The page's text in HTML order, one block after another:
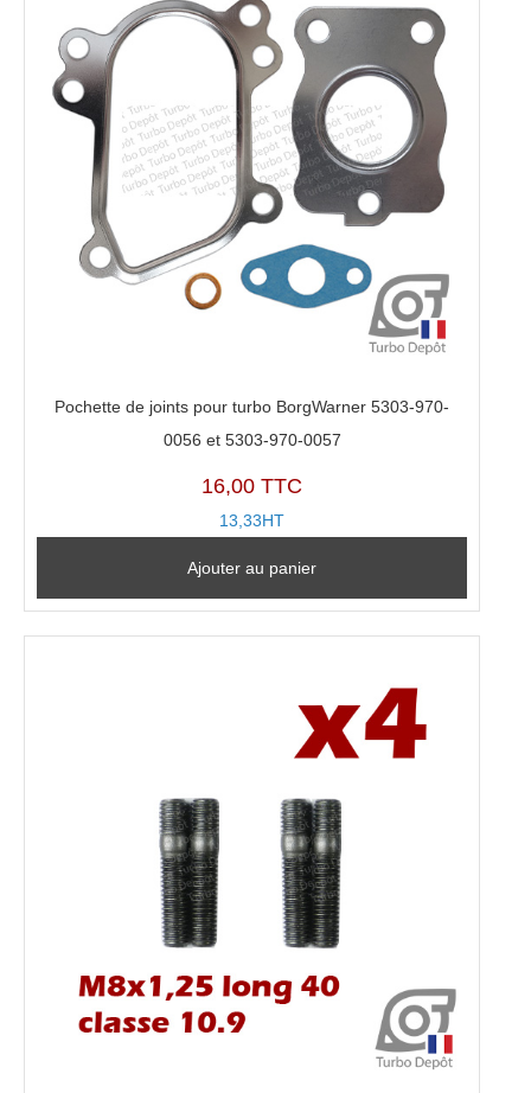
Pochette de joints pour turbo BorgWarner 5303-970-
0056 et 5303-970-0057
16,00 TTC
13,33HT
Ajouter au panier